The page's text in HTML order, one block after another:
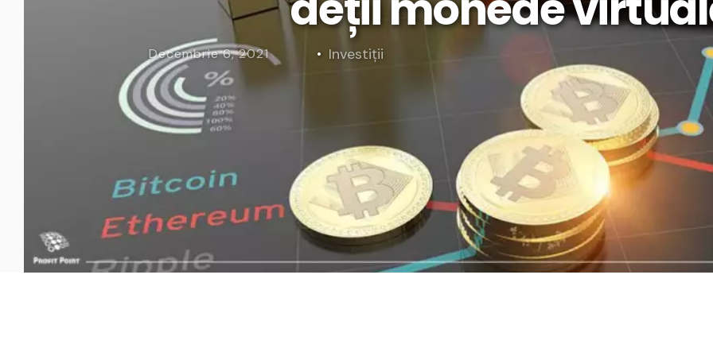
Curs Momentum
Curs Day Trading
Curs Value Investing DCF
Tool Strategia AS
Tool Calendar Integrat
Tool Backtesting Portofoliu
Decembrie 6, 2021 Investiții